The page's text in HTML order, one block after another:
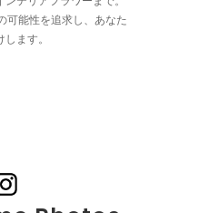
可能性を追求し、あなた
ます。